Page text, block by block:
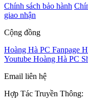
Chính sách bảo hành
giao nhận
Cộng đồng
Hoàng Hà PC Fanpage
Youtube Hoàng Hà PC
Email liên hệ
Hợp Tác Truyền Thông: